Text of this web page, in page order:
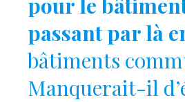
pour le
passant par là
bâtiments
Manquerait-il